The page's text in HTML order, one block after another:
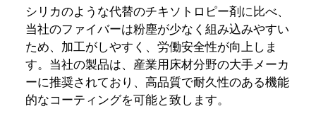
シリカのような代替のチキソトロピー剤に比べ、
当社のファイバーは粉塵が少なく組み込みやすい
ため、加工がしやすく、労働安全性が向上しま
す。当社の製品は、産業用床材分野の大手メーカ
ーに推奨されており、高品質で耐久性のある機能
的なコーティングを可能と致します。